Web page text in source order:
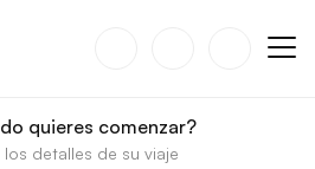
quieres comenzar?
los detalles de su viaje